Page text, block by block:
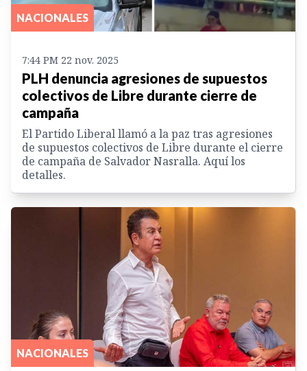
NACIONALES
7:44 PM 22 nov. 2025
PLH denuncia agresiones de supuestos
colectivos de Libre durante cierre de
campaña
El Partido Liberal llamó a la paz tras agresiones
de supuestos colectivos de Libre durante el cierre
de campaña de Salvador Nasralla. Aquí los
detalles.
NACIONALES